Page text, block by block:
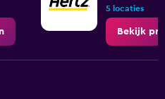
5 locaties
Bekijk